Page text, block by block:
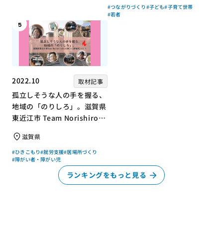
#つながりづくり #子ども#子育て世帯
#若者
5
2022.10 取材記事
孤立しそうな人の手を握る、
地域の「のりしろ」。滋賀県
東近江市 Team Norishiroの
滋賀県
#ひきこもり#就労支援#居場所づくり
#障がい者・障がい児
ランキングをもっと見る